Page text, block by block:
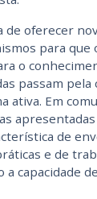
de oferecer
para que
o
passam pela
ativa. Em
de
e de
capacidade